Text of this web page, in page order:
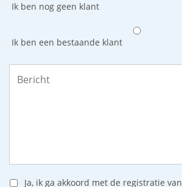
Ik ben nog geen klant
Ik ben een bestaande klant
Bericht *
Ja, ik ga akkoord met de registratie